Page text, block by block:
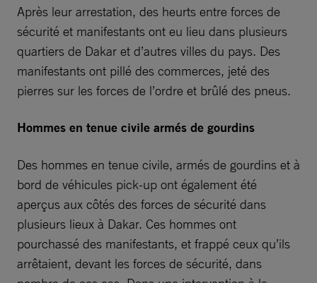
Après leur arrestation, des heurts entre forces de
sécurité et manifestants ont eu lieu dans plusieurs
quartiers de Dakar et d’autres villes du pays. Des
manifestants ont pillé des commerces, jeté des
pierres sur les forces de l’ordre et brûlé des pneus.
Hommes en tenue civile armés de gourdins
Des hommes en tenue civile, armés de gourdins et à
bord de véhicules pick-up ont également été
aperçus aux côtés des forces de sécurité dans
plusieurs lieux à Dakar. Ces hommes ont
pourchassé des manifestants, et frappé ceux qu’ils
arrêtaient, devant les forces de sécurité, dans